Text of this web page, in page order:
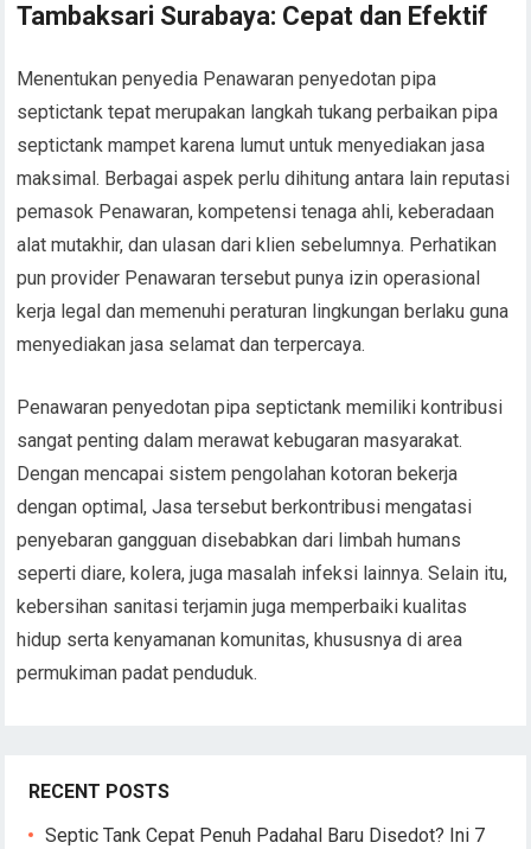
Tambaksari Surabaya: Cepat dan Efektif
Menentukan penyedia Penawaran penyedotan pipa
septictank tepat merupakan langkah tukang perbaikan pipa
septictank mampet karena lumut untuk menyediakan jasa
maksimal. Berbagai aspek perlu dihitung antara lain reputasi
pemasok Penawaran, kompetensi tenaga ahli, keberadaan
alat mutakhir, dan ulasan dari klien sebelumnya. Perhatikan
pun provider Penawaran tersebut punya izin operasional
kerja legal dan memenuhi peraturan lingkungan berlaku guna
menyediakan jasa selamat dan terpercaya.
Penawaran penyedotan pipa septictank memiliki kontribusi
sangat penting dalam merawat kebugaran masyarakat.
Dengan mencapai sistem pengolahan kotoran bekerja
dengan optimal, Jasa tersebut berkontribusi mengatasi
penyebaran gangguan disebabkan dari limbah humans
seperti diare, kolera, juga masalah infeksi lainnya. Selain itu,
kebersihan sanitasi terjamin juga memperbaiki kualitas
hidup serta kenyamanan komunitas, khususnya di area
permukiman padat penduduk.
RECENT POSTS
Septic Tank Cepat Penuh Padahal Baru Disedot? Ini 7